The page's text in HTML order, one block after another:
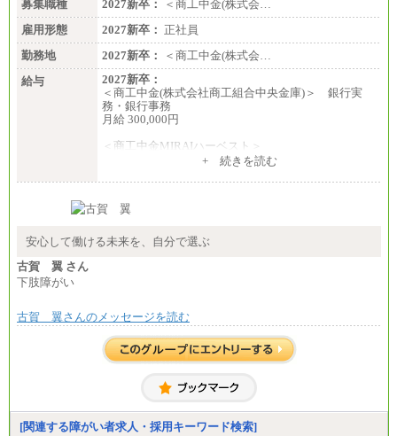
募集職種 2027新卒：
＜商工中金(株式会…
雇用形態
2027新卒： 正社員
勤務地
2027新卒：
＜商工中金(株式会…
給与
2027新卒：
＜商工中金(株式会社商工組合中央金庫)＞ 銀行実
務・銀行事務
月給 300,000円
＜商工中金MIRAIハーベスト＞
+ 続きを読む
安心して働ける未来を、自分で選ぶ
古賀 翼 さん
下肢障がい
古賀 翼さんのメッセージを読む
[関連する障がい者求人・採用キーワード検索]